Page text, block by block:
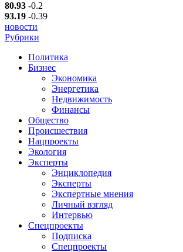
80.93 -0.2
93.19 -0.39
новости
Рубрики
Политика
Бизнес
Экономика
Энергетика
Недвижимость
Финансы
Общество
Происшествия
Нацпроекты
Экология
Эксперты
Энциклопедия
Эксперты
Экспертные мнения
Личный взгляд
Интервью
Спецпроекты
Подписка
Спецпроекты